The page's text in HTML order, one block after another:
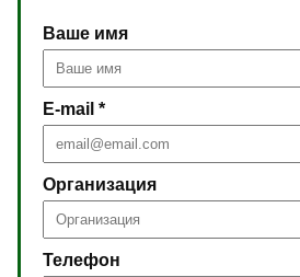
Ваше имя
E-mail *
Организация
Телефон